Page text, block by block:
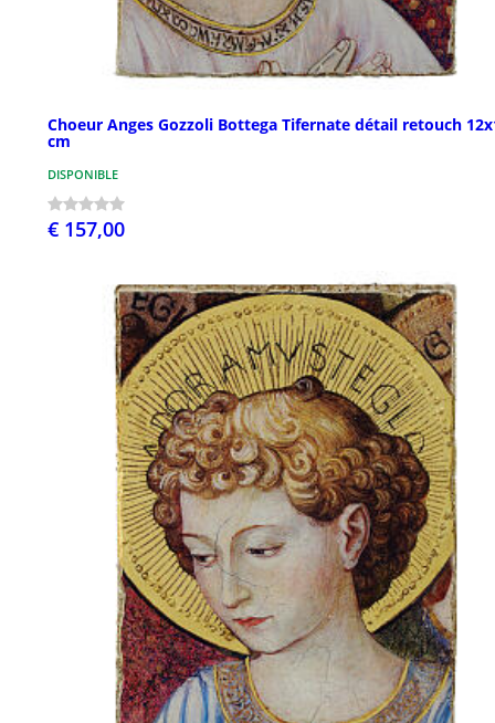
Choeur Anges Gozzoli Bottega Tifernate détail retouch
cm
DISPONIBLE
€ 157,00